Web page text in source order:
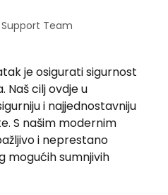
Team
je osigurati sigurnost
Naš cilj ovdje u
i najjednostavniju
S našim modernim
i neprestano
mogućih sumnjivih